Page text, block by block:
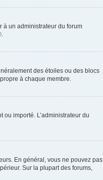
à un administrateur du forum
des étoiles ou des blocs
à chaque membre.
ou importé. L’administrateur du
En général, vous ne pouvez pas
Sur la plupart des forums,